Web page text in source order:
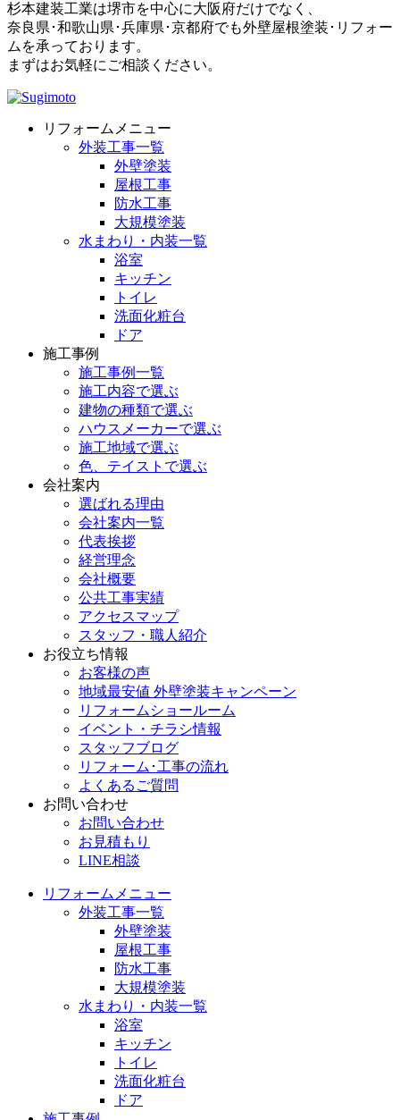
杉本建装工業は堺市を中心に大阪府だけでなく、
奈良県･和歌山県･兵庫県･京都府でも外壁屋根塗装･リフォー
ムを承っております。
まずはお気軽にご相談ください。
リフォームメニュー
外装工事一覧
外壁塗装
屋根工事
防水工事
大規模塗装
水まわり・内装一覧
浴室
キッチン
トイレ
洗面化粧台
ドア
施工事例
施工事例一覧
施工内容で選ぶ
建物の種類で選ぶ
ハウスメーカーで選ぶ
施工地域で選ぶ
色、テイストで選ぶ
会社案内
選ばれる理由
会社案内一覧
代表挨拶
経営理念
会社概要
公共工事実績
アクセスマップ
スタッフ・職人紹介
お役立ち情報
お客様の声
地域最安値 外壁塗装キャンペーン
リフォームショールーム
イベント・チラシ情報
スタッフブログ
リフォーム･工事の流れ
よくあるご質問
お問い合わせ
お問い合わせ
お見積もり
LINE相談
リフォームメニュー
外装工事一覧
外壁塗装
屋根工事
防水工事
大規模塗装
水まわり・内装一覧
浴室
キッチン
トイレ
洗面化粧台
ドア